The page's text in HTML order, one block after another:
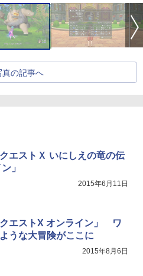
真の記事へ
クエストＸ いにしえの竜の伝
」
2015年6月11日
クエストX オンライン」 ワ
うな大冒険がここに
2015年8月6日